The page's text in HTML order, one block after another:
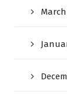
March